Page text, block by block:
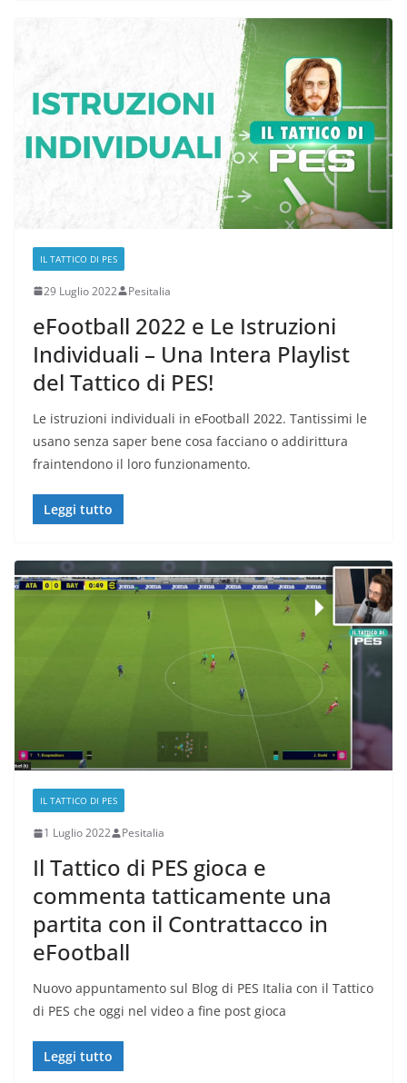
IL TATTICO DI PES
29 Luglio 2022 Pesitalia
eFootball 2022 e Le Istruzioni
Individuali – Una Intera Playlist
del Tattico di PES!
Le istruzioni individuali in eFootball 2022. Tantissimi le
usano senza saper bene cosa facciano o addirittura
fraintendono il loro funzionamento.
Leggi tutto
IL TATTICO DI PES
1 Luglio 2022 Pesitalia
Il Tattico di PES gioca e
commenta tatticamente una
partita con il Contrattacco in
eFootball
Nuovo appuntamento sul Blog di PES Italia con il Tattico
di PES che oggi nel video a fine post gioca
Leggi tutto